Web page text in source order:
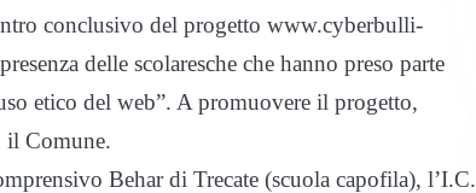
conclusivo del progetto www.cyberbulli-
delle scolaresche che hanno preso parte
etico del web”. A promuovere il progetto,
il Comune.
Behar di Trecate (scuola capofila), l’I.C.